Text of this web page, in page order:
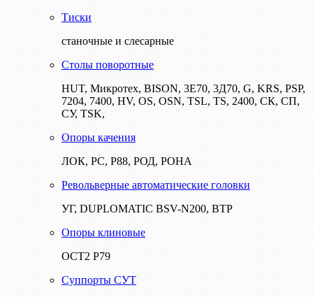
Тиски
станочные и слесарные
Столы поворотные
HUT, Микротех, BISON, 3Е70, 3Д70, G, KRS, PSP,
7204, 7400, HV, OS, OSN, TSL, TS, 2400, СК, СП,
СУ, TSK,
Опоры качения
ЛОК, РС, Р88, РОД, РОНА
Револьверные автоматические головки
УГ, DUPLOMATIC BSV-N200, ВТР
Опоры клиновые
ОСТ2 Р79
Суппорты СУТ